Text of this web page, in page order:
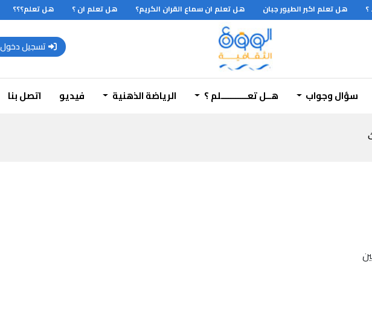
هل تعلم اكبر الطيور جبان هل تعلم ان سماع القران الكريم؟ هل تعلم ان ؟ هل تعلم؟؟؟
تسجيل دخول
سؤال وجواب هــل تعـــــــــــلم ؟ الرياضة الذهنية فيديو اتصل بنا